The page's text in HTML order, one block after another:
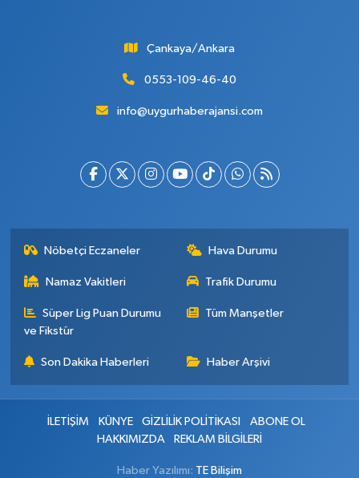
Çankaya/Ankara
0553-109-46-40
info@uygurhaberajansi.com
Nöbetçi Eczaneler Hava Durumu
Namaz Vakitleri Trafik Durumu
Süper Lig Puan Durumu
ve Fikstür
Tüm Manşetler
Son Dakika Haberleri Haber Arşivi
İLETİŞİM KÜNYE GİZLİLİK POLİTİKASI
ABONE OL
HAKKIMIZDA
REKLAM BİLGİLERİ
Haber Yazılımı: TE Bilişim